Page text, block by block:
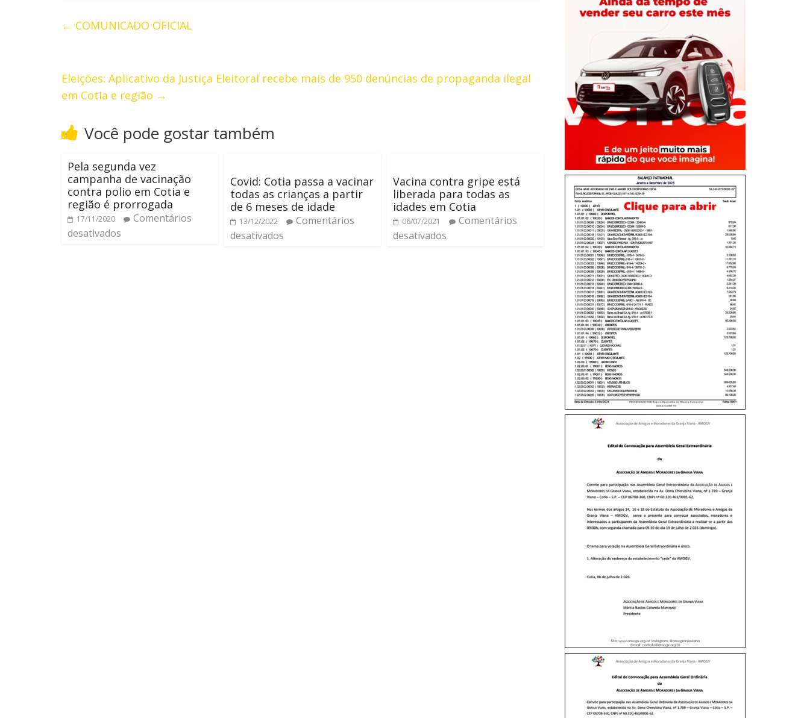
← COMUNICADO OFICIAL
Eleições: Aplicativo da Justiça Eleitoral recebe mais de 950 denúncias de propaganda ilegal
em Cotia e região →
Você pode gostar também
Pela segunda vez
campanha de vacinação
contra polio em Cotia e
região é prorrogada
17/11/2020
Comentários
desativados
Covid: Cotia passa a vacinar
todas as crianças a partir
de 6 meses de idade
13/12/2022
Comentários
desativados
Vacina contra gripe está
liberada para todas as
idades em Cotia
06/07/2021
Comentários
desativados